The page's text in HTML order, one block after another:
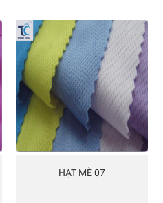
HẠT MÈ 07